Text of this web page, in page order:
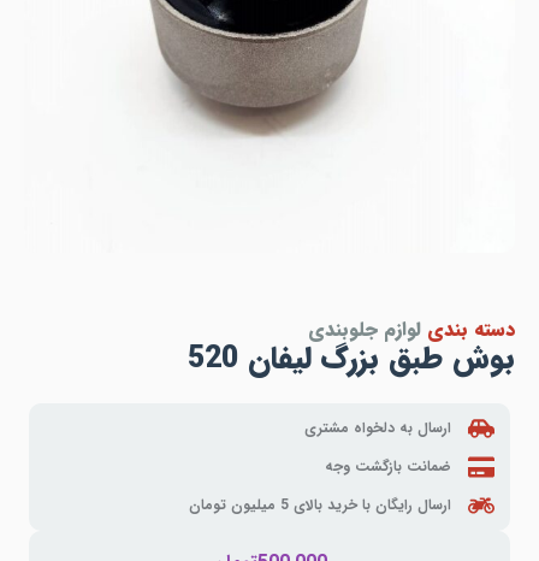
دسته بندی لوازم جلوبندی
بوش طبق بزرگ لیفان 520
ارسال به دلخواه مشتری
ضمانت بازگشت وجه
ارسال رایگان با خرید بالای 5 میلیون تومان